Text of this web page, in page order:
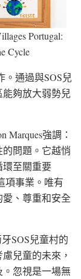
Portugal:
Cycle
。通過與SOS兒
夠放大弱勢兒
Marques強調：
的問題。它越悄
至關重要
事業。唯有
、尊重和安全
SOS兒童村的
兒童的未來，
忽視是一場無